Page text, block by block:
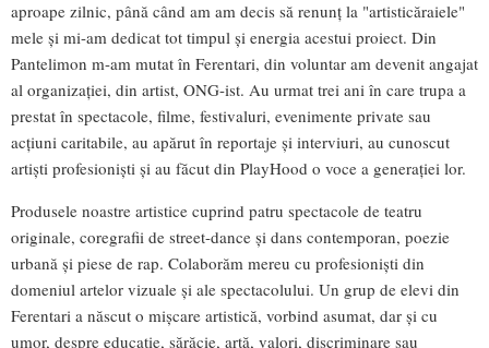
aproape zilnic, până când am am decis să renunț la "artisticăraiele"
mele și mi-am dedicat tot timpul și energia acestui proiect. Din
Pantelimon m-am mutat în Ferentari, din voluntar am devenit angajat
al organizației, din artist, ONG-ist. Au urmat trei ani în care trupa a
prestat în spectacole, filme, festivaluri, evenimente private sau
acțiuni caritabile, au apărut în reportaje și interviuri, au cunoscut
artiști profesioniști și au făcut din PlayHood o voce a generației lor.
Produsele noastre artistice cuprind patru spectacole de teatru
originale, coregrafii de street-dance și dans contemporan, poezie
urbană și piese de rap. Colaborăm mereu cu profesioniști din
domeniul artelor vizuale și ale spectacolului. Un grup de elevi din
Ferentari a născut o mișcare artistică, vorbind asumat, dar și cu
umor, despre educație, sărăcie, artă, valori, discriminare sau